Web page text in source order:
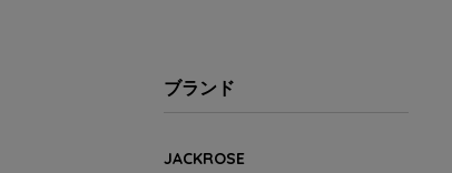
ブランド
JACKROSE